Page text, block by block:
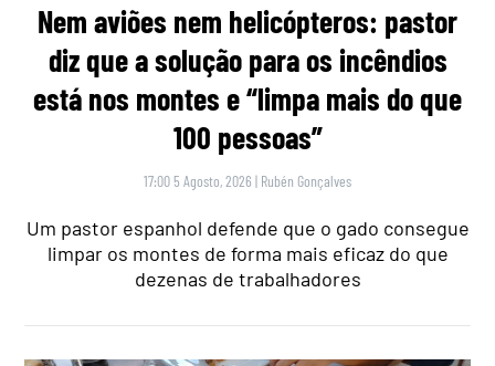
Nem aviões nem helicópteros: pastor
diz que a solução para os incêndios
está nos montes e “limpa mais do que
100 pessoas”
17:00 5 Agosto, 2026 | Rubén Gonçalves
Um pastor espanhol defende que o gado consegue
limpar os montes de forma mais eficaz do que
dezenas de trabalhadores